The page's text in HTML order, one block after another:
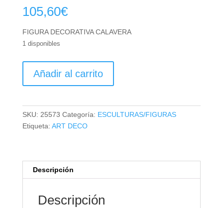
105,60€
FIGURA DECORATIVA CALAVERA
1 disponibles
DECORATIVA
Añadir al carrito
SKU: 25573 Categoría: ESCULTURAS/FIGURAS
Etiqueta: ART DECO
Descripción
Descripción